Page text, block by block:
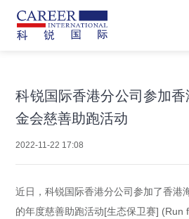
科锐国际香港分公司参加
金会慈善助跑活动
2022-11-22 17:08
近日，科锐国际香港分公司参加了香港
的年度慈善助跑活动[生态保卫赛] (Run